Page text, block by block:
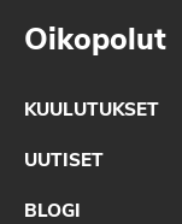
Oikopolut
KUULUTUKSET
UUTISET
BLOGI